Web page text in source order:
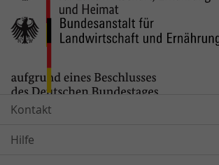
Kontakt
Hilfe